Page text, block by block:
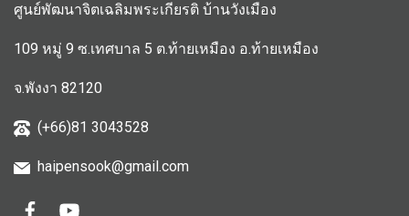
ศูนย์พัฒนาจิตเฉลิมพระเกียรติ บ้านวังเมือง
109 หมู่ 9 ซ.เทศบาล 5 ต.ท้ายเหมือง อ.ท้ายเหมือง
จ.พังงา 82120
(+66)81 3043528
haipensook@gmail.com